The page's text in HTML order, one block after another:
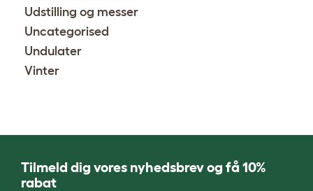
Udstilling og messer
Uncategorised
Undulater
Vinter
Tilmeld dig vores nyhedsbrev og få 10%
rabat